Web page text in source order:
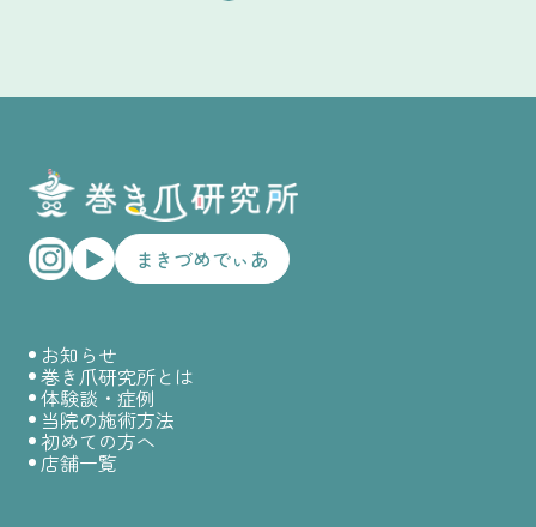
まきづめでぃあ
お知らせ
巻き爪研究所とは
体験談・症例
当院の施術方法
初めての方へ
店舗一覧